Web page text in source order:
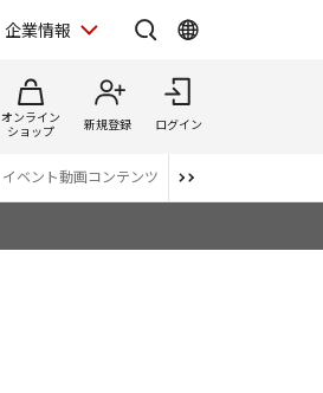
企業情報
オンライン
ショップ
新規登録 ログイン
イベント動画コンテンツ 番組スタッフが語